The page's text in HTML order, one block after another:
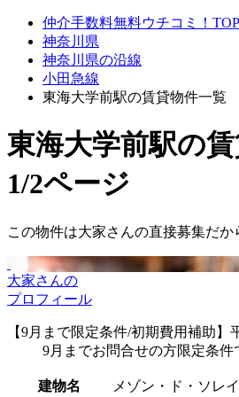
仲介手数料無料ウチコミ！TOP
神奈川県
神奈川県の沿線
小田急線
東海大学前駅の賃貸物件一覧
東海大学前駅の
1/2ページ
この物件は大家さんの直接募集だか
大家さんの
プロフィール
【9月まで限定条件/初期費用補助
9月までお問合せの方限定条
建物名
メゾン・ド・ソレ